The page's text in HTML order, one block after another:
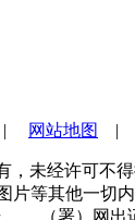
网站地图 |
，未经许可不
等其他一切
（署）网出